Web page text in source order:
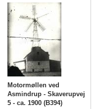
Motormøllen ved
Asmindrup - Skaverupvej
5 - ca. 1900 (B394)